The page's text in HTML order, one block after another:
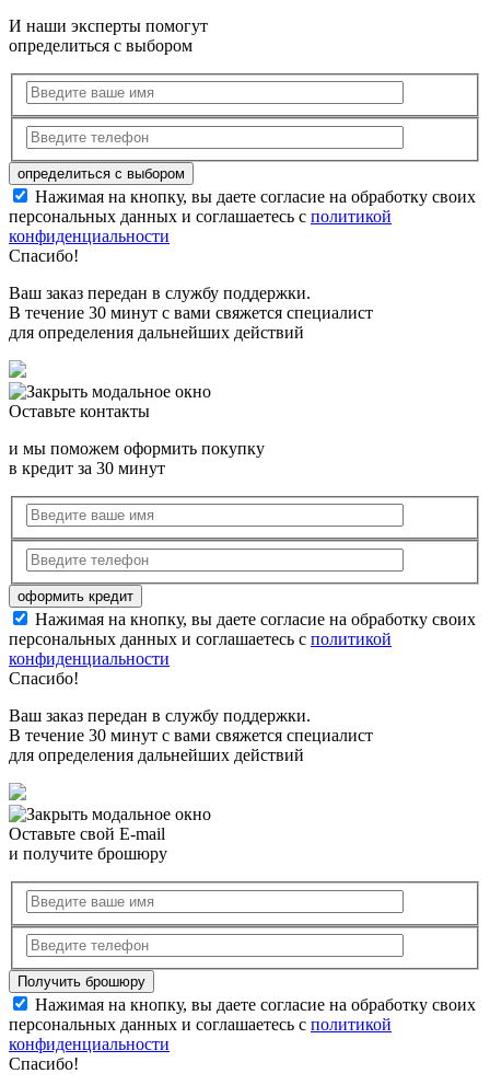
И наши эксперты помогут
определиться с выбором
Нажимая на кнопку, вы даете согласие на обработку своих
персональных данных и соглашаетесь с политикой
конфиденциальности
Спасибо!
Ваш заказ передан в службу поддержки.
В течение 30 минут с вами свяжется специалист
для определения дальнейших действий
Оставьте контакты
и мы поможем оформить покупку
в кредит за 30 минут
Нажимая на кнопку, вы даете согласие на обработку своих
персональных данных и соглашаетесь с политикой
конфиденциальности
Спасибо!
Ваш заказ передан в службу поддержки.
В течение 30 минут с вами свяжется специалист
для определения дальнейших действий
Оставьте свой E-mail
и получите брошюру
Нажимая на кнопку, вы даете согласие на обработку своих
персональных данных и соглашаетесь с политикой
конфиденциальности
Спасибо!